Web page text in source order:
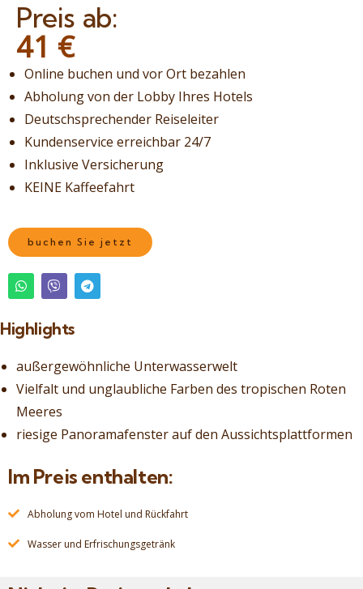
Preis ab:
41 €
Online buchen und vor Ort bezahlen
Abholung von der Lobby Ihres Hotels
Deutschsprechender Reiseleiter
Kundenservice erreichbar 24/7
Inklusive Versicherung
KEINE Kaffeefahrt
buchen Sie jetzt
Highlights
außergewöhnliche Unterwasserwelt
Vielfalt und unglaubliche Farben des tropischen Roten
Meeres
riesige Panoramafenster auf den Aussichtsplattformen
Im Preis enthalten:
Abholung vom Hotel und Rückfahrt
Wasser und Erfrischungsgetränk